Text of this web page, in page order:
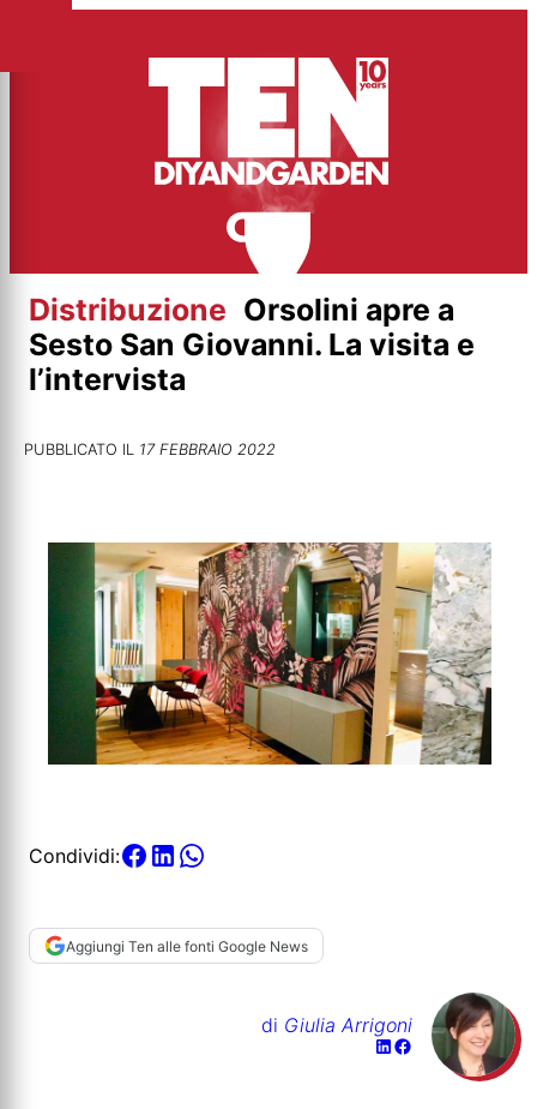
contenuto
Distribuzione Orsolini apre a
Sesto San Giovanni. La visita e
l’intervista
PUBBLICATO IL 17 FEBBRAIO 2022
Condividi:
Aggiungi Ten alle fonti Google News
di Giulia Arrigoni